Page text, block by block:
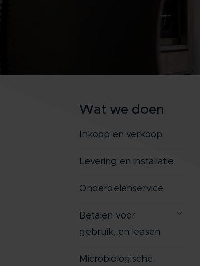
Wat we doen
Inkoop en verkoop
Levering en installatie
Onderdelenservice
Betalen voor
gebruik, en leasen
Microbiologische